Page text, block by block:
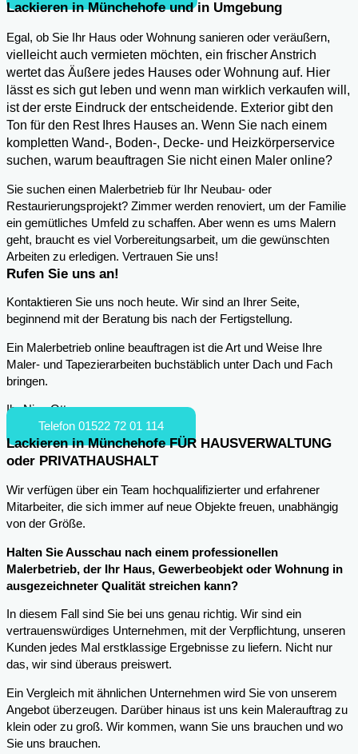
Lackieren in Münchehofe und in Umgebung
Egal, ob Sie Ihr Haus oder Wohnung sanieren oder veräußern,
vielleicht auch vermieten möchten, ein frischer Anstrich
wertet das Äußere jedes Hauses oder Wohnung auf. Hier
lässt es sich gut leben und wenn man wirklich verkaufen will,
ist der erste Eindruck der entscheidende. Exterior gibt den
Ton für den Rest Ihres Hauses an. Wenn Sie nach einem
kompletten Wand-, Boden-, Decke- und Heizkörperservice
suchen, warum beauftragen Sie nicht einen Maler online?
Sie suchen einen Malerbetrieb für Ihr Neubau- oder
Restaurierungsprojekt? Zimmer werden renoviert, um der Familie
ein gemütliches Umfeld zu schaffen. Aber wenn es ums Malern
geht, braucht es viel Vorbereitungsarbeit, um die gewünschten
Arbeiten zu erledigen. Vertrauen Sie uns!
Rufen Sie uns an!
Kontaktieren Sie uns noch heute. Wir sind an Ihrer Seite,
beginnend mit der Beratung bis nach der Fertigstellung.
Ein Malerbetrieb online beauftragen ist die Art und Weise Ihre
Maler- und Tapezierarbeiten buchstäblich unter Dach und Fach
bringen.
Ihr Nico Otto
Telefon 01522 72 01 114
Lackieren in Münchehofe FÜR HAUSVERWALTUNG
oder PRIVATHAUSHALT
Wir verfügen über ein Team hochqualifizierter und erfahrener
Mitarbeiter, die sich immer auf neue Objekte freuen, unabhängig
von der Größe.
Halten Sie Ausschau nach einem professionellen
Malerbetrieb, der Ihr Haus, Gewerbeobjekt oder Wohnung in
ausgezeichneter Qualität streichen kann?
In diesem Fall sind Sie bei uns genau richtig. Wir sind ein
vertrauenswürdiges Unternehmen, mit der Verpflichtung, unseren
Kunden jedes Mal erstklassige Ergebnisse zu liefern. Nicht nur
das, wir sind überaus preiswert.
Ein Vergleich mit ähnlichen Unternehmen wird Sie von unserem
Angebot überzeugen. Darüber hinaus ist uns kein Malerauftrag zu
klein oder zu groß. Wir kommen, wann Sie uns brauchen und wo
Sie uns brauchen.